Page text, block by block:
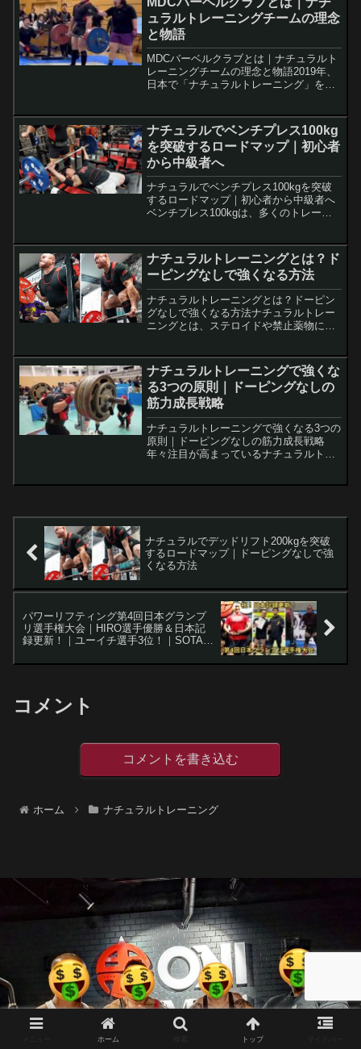
筋肉を最大限に成長さ...
ュラルトレーニングチームの理念
と物語
MDCバーベルクラブとは｜ナチュラルト
レーニングチームの理念と物語2019年、
日本で「ナチュラルトレーニング」を掲
の力を極めることを目指す──それが私た
ちの歩みの始ま...
ナチュラルでベンチプレス100kg
を突破するロードマップ｜初心者
から中級者へ
ナチュラルでベンチプレス100kgを突破
するロードマップ｜初心者から中級者へ
ベンチプレス100kgは、多くのトレーニ
が、正しい方法を実践すれば誰でも到達
可能です。 この...
ナチュラルトレーニングとは？ド
ーピングなしで強くなる方法
ナチュラルトレーニングとは？ドーピン
グなしで強くなる方法ナチュラルトレー
ニングとは、ステロイドや禁止薬物に頼
す。最近では「ナチュラルボディビル」
「ドーピングなしの筋トレ...
ナチュラルトレーニングで強くな
る3つの原則｜ドーピングなしの
筋力成長戦略
ナチュラルトレーニングで強くなる3つの
原則｜ドーピングなしの筋力成長戦略
年々注目が高まっているナチュラルトレ
ナチュラルでデッドリフト200kgを突破
するロードマップ｜ドーピングなしで強
くなる方法
パワーリフティング第4回日本グランプ
リ選手権大会｜HIRO選手優勝＆日本記
録更新！｜ユーイチ選手3位！｜SOTA選
コメント
コメントを書き込む
ホーム ナチュラルトレーニング
ホーム トップ